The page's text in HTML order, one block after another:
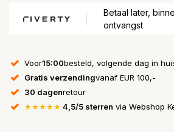
Betaal later,
ontvangst
Voor15:00besteld, volgende dag in
Gratis verzendingvanaf EUR 100,-
30 dagenretour
★★★★★ 4,5/5 sterren via Webshop